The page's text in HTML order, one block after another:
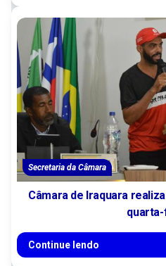
Secretaria da Câmara
Câmara de Iraquara
Continue lendo